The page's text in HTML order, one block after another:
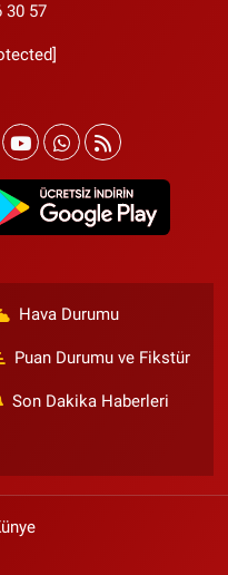
30 57
Hava Durumu
Puan Durumu ve Fikstür
Son Dakika Haberleri